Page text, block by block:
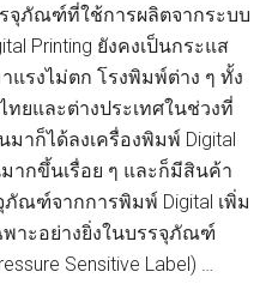
จุภัณฑ์ที่ใช้การผลิตจากระบบ
Printing ยังคงเป็นกระแส
แรงไม่ตก โรงพิมพ์ต่าง ๆ ทั้ง
ทยและต่างประเทศในช่วงที่
มาก็ได้ลงเครื่องพิมพ์ Digital
ากขึ้นเรื่อย ๆ และก็มีสินค้า
ณฑ์จากการพิมพ์ Digital เพิ่ม
พาะอย่างยิ่งในบรรจุภัณฑ์
Sensitive Label) …